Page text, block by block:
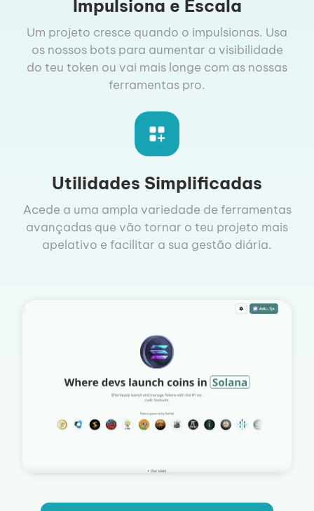
Impulsiona e Escala
Um projeto cresce quando o impulsionas. Usa
os nossos bots para aumentar a visibilidade
do teu token ou vai mais longe com as nossas
ferramentas pro.
Utilidades Simplificadas
Acede a uma ampla variedade de ferramentas
avançadas que vão tornar o teu projeto mais
apelativo e facilitar a sua gestão diária.